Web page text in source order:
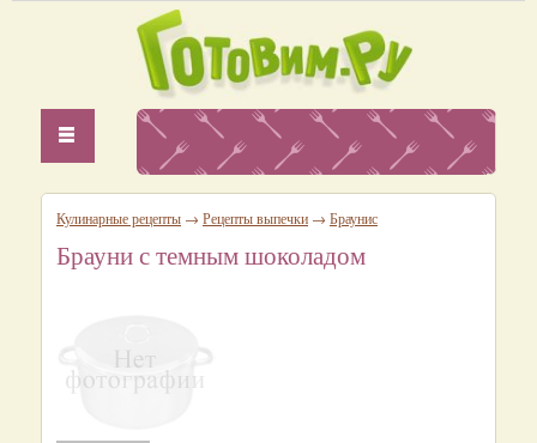
Кулинарные рецепты → Рецепты выпечки → Браунис
Брауни с темным шоколадом